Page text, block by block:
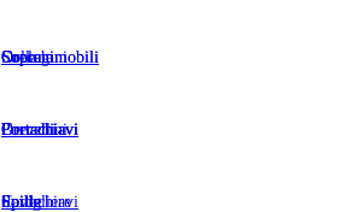
Soprammobili
Portachiavi
Cavigliere
Orologi
Portachiavi
Spille
Soprammobili
Portachiavi
Spille
Orecchini
Gemelli
Portachiavi
Collane
Orecchini
Spille